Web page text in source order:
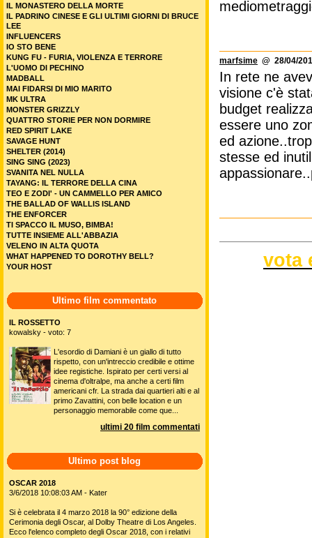
marfsime @ 28/04/
In rete ne
visione c'è
budget
essere uno
ed
stesse ed
vota
IL MONASTERO DELLA MORTE
IL PADRINO CINESE E GLI ULTIMI GIORNI DI BRUCE
LEE
INFLUENCERS
IO STO BENE
KUNG FU - FURIA, VIOLENZA E TERRORE
L'UOMO DI PECHINO
MADBALL
MAI FIDARSI DI MIO MARITO
MK ULTRA
MONSTER GRIZZLY
QUATTRO STORIE PER NON DORMIRE
RED SPIRIT LAKE
SAVAGE HUNT
SHELTER (2014)
SING SING (2023)
SVANITA NEL NULLA
TAYANG: IL TERRORE DELLA CINA
TEO E ZODI' - UN CAMMELLO PER AMICO
THE BALLAD OF WALLIS ISLAND
THE ENFORCER
TI SPACCO IL MUSO, BIMBA!
TUTTE INSIEME ALL'ABBAZIA
VELENO IN ALTA QUOTA
WHAT HAPPENED TO DOROTHY BELL?
YOUR HOST
Ultimo film commentato
IL ROSSETTO
kowalsky - voto: 7
L'esordio di Damiani è un giallo di tutto
rispetto, con un'intreccio credibile e ottime
idee registiche. Ispirato per certi versi al
cinema d'oltralpe, ma anche a certi film
americani cfr. La strada dai quartieri alti e al
primo Zavattini, con belle location e un
personaggio memorabile come que...
ultimi 20 film commentati
Ultimo post blog
OSCAR 2018
3/6/2018 10:08:03 AM - Kater
Si è celebrata il 4 marzo 2018 la 90° edizione della
Cerimonia degli Oscar, al Dolby Theatre di Los Angeles.
Ecco l'elenco completo degli Oscar 2018, con i relativi